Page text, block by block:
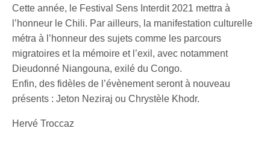
Cette année, le Festival Sens Interdit 2021 mettra à
l’honneur le Chili. Par ailleurs, la manifestation culturelle
métra à l’honneur des sujets comme les parcours
migratoires et la mémoire et l’exil, avec notamment
Dieudonné Niangouna, exilé du Congo.
Enfin, des fidèles de l’évènement seront à nouveau
présents : Jeton Neziraj ou Chrystèle Khodr.
Hervé Troccaz